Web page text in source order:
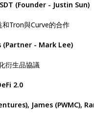
(Founder - Justin Sun)
Tron與Curve的合作
(Partner - Mark Lee)
衍生品協議
2.0
James (PWMC),